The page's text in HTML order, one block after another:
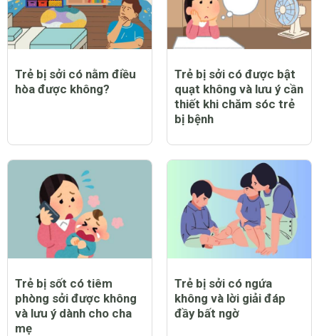
Trẻ bị sởi có nằm điều
hòa được không?
Trẻ bị sởi có được bật
quạt không và lưu ý cần
thiết khi chăm sóc trẻ
bị bệnh
Trẻ bị sốt có tiêm
phòng sởi được không
và lưu ý dành cho cha
mẹ
Trẻ bị sởi có ngứa
không và lời giải đáp
đầy bất ngờ